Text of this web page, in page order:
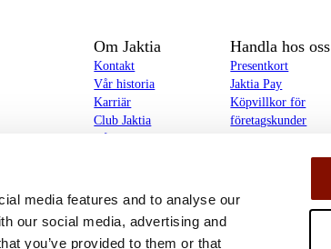
media features and to analyse our
our social media, advertising and
you’ve provided to them or that
och i
jakt-,
Om Jaktia
Kontakt
Vår historia
Karriär
Club Jaktia
Jaktia Brand Guidelines
Handla hos oss
Presentkort
Jaktia Pay
Köpvillkor för
företagskunder